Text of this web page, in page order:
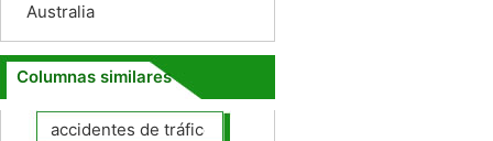
Australia
Columnas similares
accidentes de tráfico